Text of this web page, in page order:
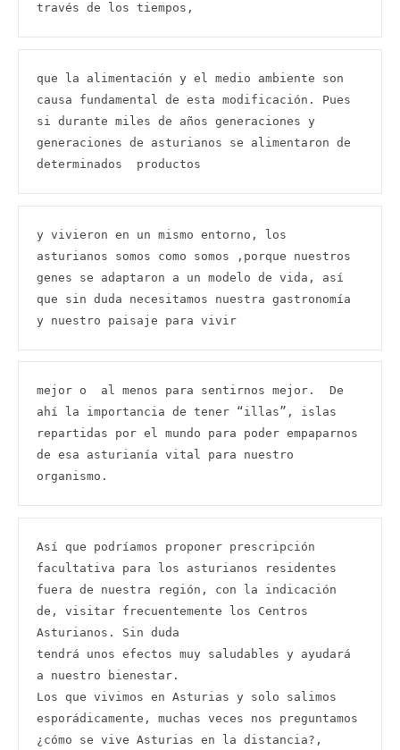
través de los tiempos,
que la alimentación y el medio ambiente son
causa fundamental de esta modificación. Pues
si durante miles de años generaciones y
generaciones de asturianos se alimentaron de
determinados  productos
y vivieron en un mismo entorno, los
asturianos somos como somos ,porque nuestros
genes se adaptaron a un modelo de vida, así
que sin duda necesitamos nuestra gastronomía
y nuestro paisaje para vivir
mejor o  al menos para sentirnos mejor.  De
ahí la importancia de tener “illas”, islas
repartidas por el mundo para poder empaparnos
de esa asturianía vital para nuestro
organismo.
Así que podríamos proponer prescripción
facultativa para los asturianos residentes
fuera de nuestra región, con la indicación
de, visitar frecuentemente los Centros
Asturianos. Sin duda
tendrá unos efectos muy saludables y ayudará
a nuestro bienestar.
Los que vivimos en Asturias y solo salimos
esporádicamente, muchas veces nos preguntamos
¿cómo se vive Asturias en la distancia?,